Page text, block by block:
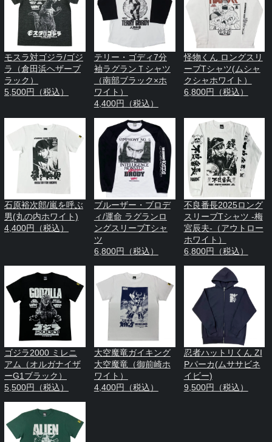
モスラ対ゴジラ/ゴジ
ラ（倉田浜ヘザーブ
ラック）
5,500円（税込）
テリー・ゴディ7分
袖ラグランＴシャツ
（南部ブラック×ホ
ワイト）
4,400円（税込）
怪物くん ロングスリ
ーブTシャツ(ムシャ
クシャホワイト）
6,800円（税込）
石原裕次郎/嵐を呼ぶ
男(丸の内ホワイト)
4,400円（税込）
ブルーザー・ブロデ
ィ/運命 ラグランロ
ングスリーブTシャ
ツ
6,800円（税込）
不良番長2025ロング
スリーブTシャツ -梅
宮辰夫-（アウトロー
ホワイト）
6,800円（税込）
ゴジラ2000 ミレニ
アム（オルガナイザ
ーG1ブラック）
5,500円（税込）
大空魔竜ガイキング
大空魔竜（御前崎ホ
ワイト）
4,400円（税込）
忍者ハットリくん ZI
Pパーカ(ムササビネ
イビー)
9,500円（税込）